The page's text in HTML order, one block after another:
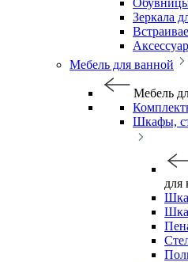
Зеркала
Мебель для ванной
Мебель
Шкафы,
для